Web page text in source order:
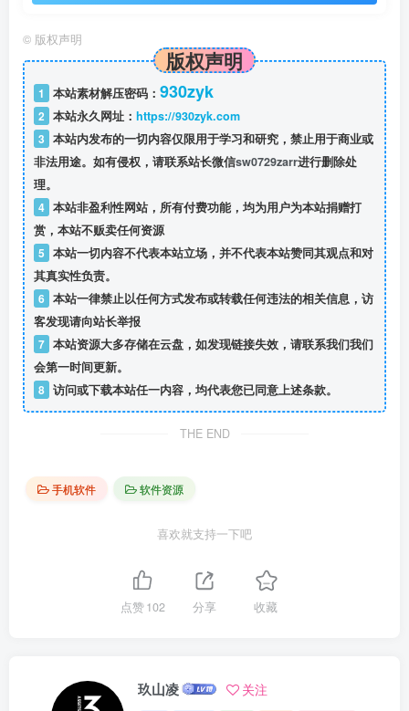
© 版权声明
版权声明
1 本站素材解压密码： 930zyk
2 本站永久网址： https://930zyk.com
3 本站内发布的一切内容仅限用于学习和研究，禁止用于商业或
非法用途。如有侵权，请联系站长微信sw0729zarr进行删除处
理。
4 本站非盈利性网站，所有付费功能，均为用户为本站捐赠打
赏，本站不贩卖任何资源
5 本站一切内容不代表本站立场，并不代表本站赞同其观点和对
其真实性负责。
6 本站一律禁止以任何方式发布或转载任何违法的相关信息，访
客发现请向站长举报
7 本站资源大多存储在云盘，如发现链接失效，请联系我们我们
会第一时间更新。
8 访问或下载本站任一内容，均代表您已同意上述条款。
THE END
手机软件 软件资源
喜欢就支持一下吧
点赞102 分享 收藏
玖山凌 关注